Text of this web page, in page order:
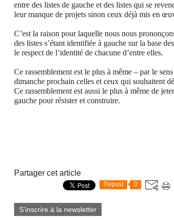
entre des listes de gauche et des listes qui se
leur manque de projets sinon ceux déjà mis en
C’est la raison pour laquelle nous nous
des listes s’étant identifiée à gauche sur la base
le respect de l’identité de chacune d’entre elles.
Ce rassemblement est le plus à même – par le
dimanche prochain celles et ceux qui souhaitent
Ce rassemblement est aussi le plus à même de
gauche pour résister et construire.
Partager cet article
Repost 0
S'inscrire à la newsletter